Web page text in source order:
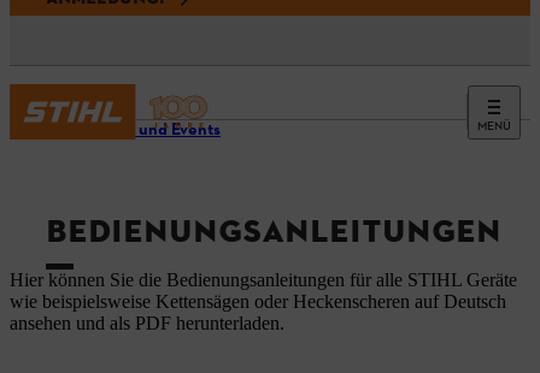
MENÜ
Service und Events
BEDIENUNGSANLEITUNGEN
Hier können Sie die Bedienungsanleitungen für alle STIHL Geräte
wie beispielsweise Kettensägen oder Heckenscheren auf Deutsch
ansehen und als PDF herunterladen.